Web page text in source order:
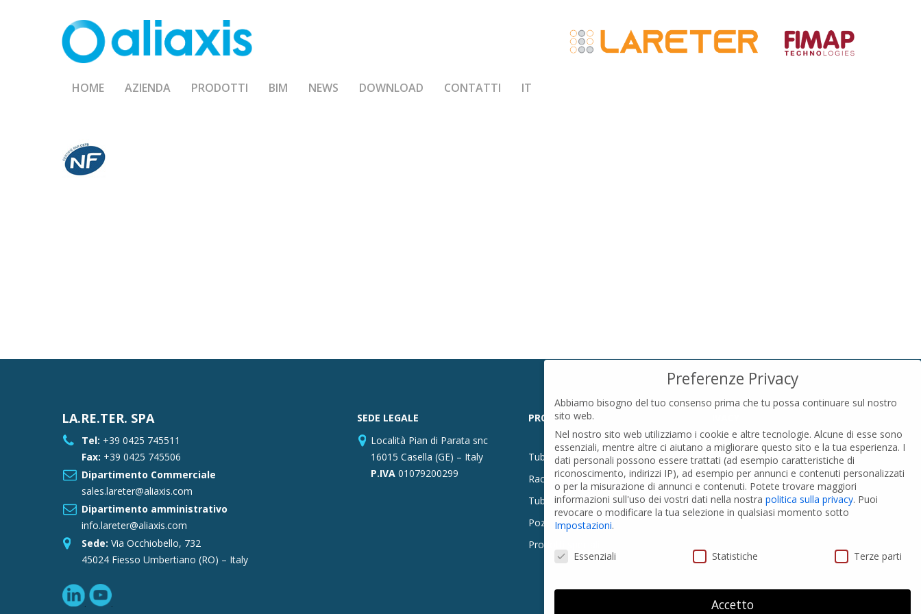
HOME AZIENDA PRODOTTI BIM NEWS DOWNLOAD CONTATTI IT
LA.RE.TER. SPA
Tel: +39 0425 745511
Fax: +39 0425 745506
Dipartimento Commerciale
sales.lareter@aliaxis.com
Dipartimento amministrativo
info.lareter@aliaxis.com
Sede: Via Occhiobello, 732
45024 Fiesso Umbertiano (RO) – Italy
SEDE LEGALE
Località Pian di Parata snc
16015 Casella (GE) – Italy
P.IVA01079200299
PRODOTTI
Tubi PVC
Raccordi PVC
Tubi e Raccordi in PVC-A
Pozzi Artesiani
Prodotti speciali
Privacy Policy
Cookies Policy
GDPR Personal data
Modifica impostazione Cookies
Preferenze Privacy
Abbiamo bisogno del tuo consenso prima che tu possa continuare sul nostro
sito web.
Nel nostro sito web utilizziamo i cookie e altre tecnologie. Alcune di esse sono
essenziali, mentre altre ci aiutano a migliorare questo sito e la tua esperienza. I
dati personali possono essere trattati (ad esempio caratteristiche di
riconoscimento, indirizzi IP), ad esempio per annunci e contenuti personalizzati
o per la misurazione di annunci e contenuti. Potete trovare maggiori
informazioni sull'uso dei vostri dati nella nostra politica sulla privacy. Puoi
revocare o modificare la tua selezione in qualsiasi momento sotto
Impostazioni.
Preferenze Privacy
Essenziali Statistiche Terze parti
Accetto